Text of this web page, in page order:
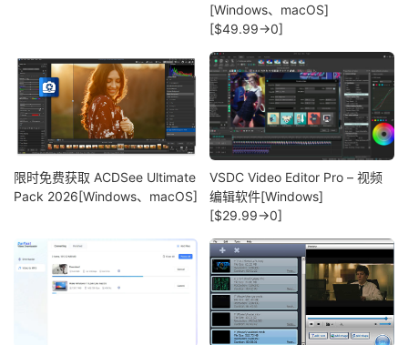
[Windows、macOS]
[$49.99→0]
限时免费获取 ACDSee Ultimate
Pack 2026[Windows、macOS]
VSDC Video Editor Pro – 视频
编辑软件[Windows]
[$29.99→0]